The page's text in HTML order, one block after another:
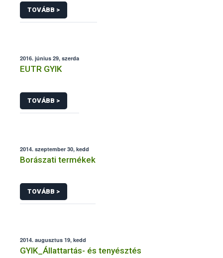
TOVÁBB >
2016. június 29, szerda
EUTR GYIK
TOVÁBB >
2014. szeptember 30, kedd
Borászati termékek
TOVÁBB >
2014. augusztus 19, kedd
GYIK_Állattartás- és tenyésztés